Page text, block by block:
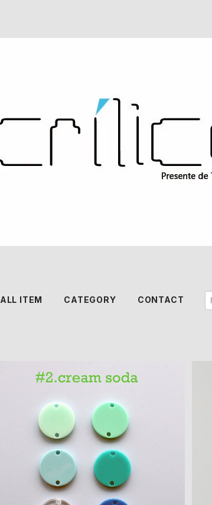
ALL ITEM CATEGORY CONTACT
サークルモチーフ アクリルパーツ(M）６PC
S
¥200
SOLD OUT